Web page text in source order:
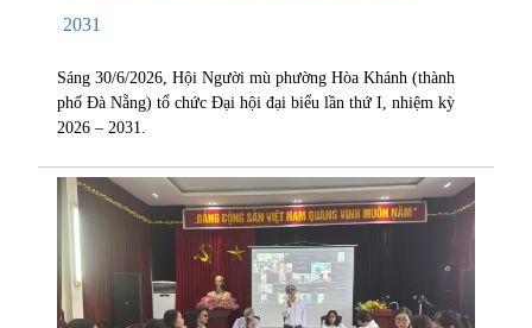
2031
Sáng 30/6/2026, Hội Người mù phường Hòa Khánh (thành
phố Đà Nẵng) tổ chức Đại hội đại biểu lần thứ I, nhiệm kỳ
2026 – 2031.